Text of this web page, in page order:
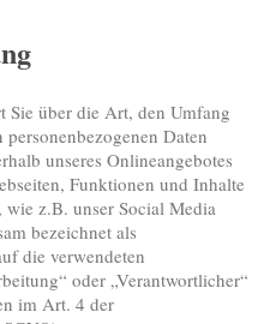
Sie über die Art, den Umfang
Daten
unseres Onlineangebotes
Funktionen und Inhalte
wie z.B. unser Social Media
bezeichnet als
die verwendeten
oder „Verantwortlicher“
im Art. 4 der